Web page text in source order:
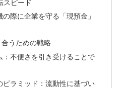
スピード
際に企業を守る「現預金」
うための戦略
不便さを引き受けることで
ラミッド：流動性に基づい